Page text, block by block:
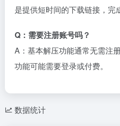
是提供短时间的下载链接，完
Q：需要注册账号吗？
A：基本解压功能通常无需注
功能可能需要登录或付费。
数据统计